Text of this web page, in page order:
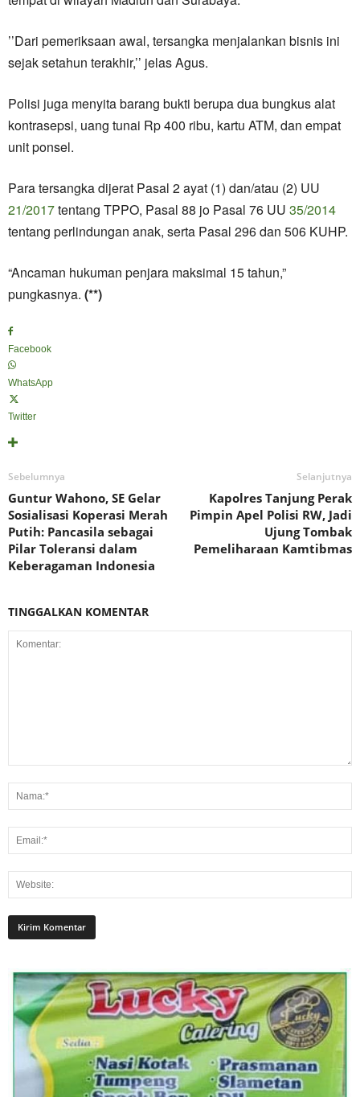
’’Dari pemeriksaan awal, tersangka menjalankan bisnis ini
sejak setahun terakhir,’’ jelas Agus.
Polisi juga menyita barang bukti berupa dua bungkus alat
kontrasepsi, uang tunai Rp 400 ribu, kartu ATM, dan empat
unit ponsel.
Para tersangka dijerat Pasal 2 ayat (1) dan/atau (2) UU
21/2017tentang TPPO, Pasal 88 jo Pasal 76 UU 35/2014
tentang perlindungan anak, serta Pasal 296 dan 506 KUHP.
“Ancaman hukuman penjara maksimal 15 tahun,”
pungkasnya. (**)
Facebook
WhatsApp
Twitter
Sebelumnya
Guntur Wahono, SE Gelar
Sosialisasi Koperasi Merah
Putih: Pancasila sebagai
Pilar Toleransi dalam
Keberagaman Indonesia
Selanjutnya
Kapolres Tanjung Perak
Pimpin Apel Polisi RW, Jadi
Ujung Tombak
Pemeliharaan Kamtibmas
TINGGALKAN KOMENTAR